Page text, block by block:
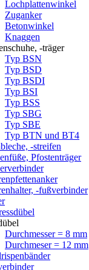
Lochplattenwinkel
Zuganker
Betonwinkel
Knaggen
-träger
Typ BSN
Typ BSD
Typ BSDI
Typ BSI
Typ BSS
Typ SBG
Typ SBE
Typ BTN und BT4
-streifen
Pfostenträger
-fußverbinder
Durchmesser = 8 mm
Durchmeser = 12 mm